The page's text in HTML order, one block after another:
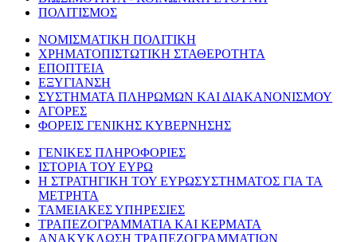
ΠΟΛΙΤΙΣΜΟΣ
ΝΟΜΙΣΜΑΤΙΚΗ ΠΟΛΙΤΙΚΗ
ΧΡΗΜΑΤΟΠΙΣΤΩΤΙΚΗ ΣΤΑΘΕΡΟΤΗΤΑ
ΕΠΟΠΤΕΙΑ
ΕΞΥΓΙΑΝΣΗ
ΣΥΣΤΗΜΑΤΑ ΠΛΗΡΩΜΩΝ ΚΑΙ ΔΙΑΚΑΝΟΝΙΣΜΟΥ
ΑΓΟΡΕΣ
ΦΟΡΕΙΣ ΓΕΝΙΚΗΣ ΚΥΒΕΡΝΗΣΗΣ
ΓΕΝΙΚΕΣ ΠΛΗΡΟΦΟΡΙΕΣ
ΙΣΤΟΡΙΑ ΤΟΥ ΕΥΡΩ
Η ΣΤΡΑΤΗΓΙΚΗ ΤΟΥ ΕΥΡΩΣΥΣΤΗΜΑΤΟΣ ΓΙΑ ΤΑ
ΜΕΤΡΗΤΑ
ΤΑΜΕΙΑΚΕΣ ΥΠΗΡΕΣΙΕΣ
ΤΡΑΠΕΖΟΓΡΑΜΜΑΤΙΑ ΚΑΙ ΚΕΡΜΑΤΑ
ΑΝΑΚΥΚΛΩΣΗ ΤΡΑΠΕΖΟΓΡΑΜΜΑΤΙΩΝ